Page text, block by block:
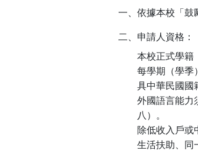
一、依據本校「鼓
二、申請人資格：
本校正式學籍
每學期（學季
具中華民國國
外國語言能力
八）。
除低收入戶或
生活扶助、同